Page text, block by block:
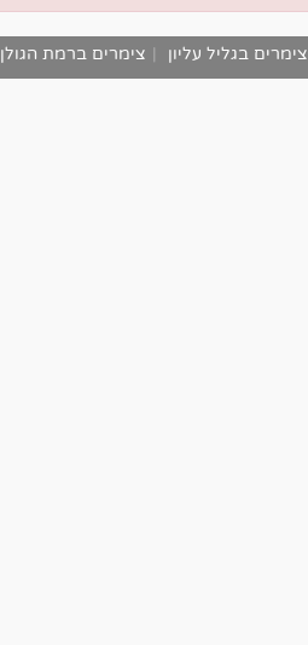
צימרים בגליל עליון | צימרים ברמת הגולן